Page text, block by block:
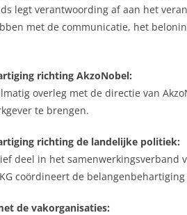
legt verantwoording af aan het
met de communicatie, het
richting AkzoNobel:
overleg met de directie van
te brengen.
richting de landelijke politiek:
deel in het
coördineert de
de vakorganisaties: